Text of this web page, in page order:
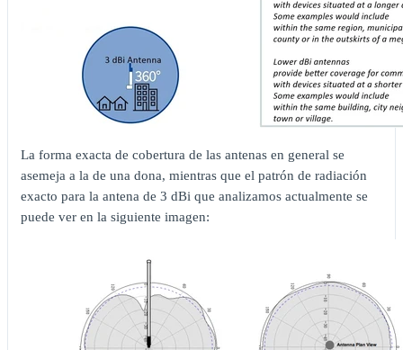
La forma exacta de cobertura de las antenas en general se
asemeja a la de una dona, mientras que el patrón de radiación
exacto para la antena de 3 dBi que analizamos actualmente se
puede ver en la siguiente imagen: